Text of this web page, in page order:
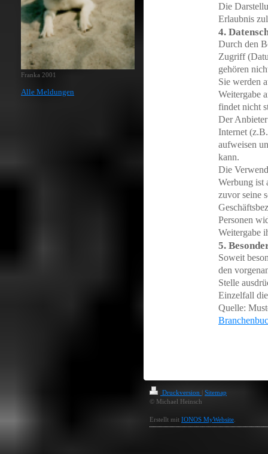
Die
Erlaubnis
4.
Durch den
Zugriff
gehören
Sie werden
Weitergabe
findet nicht
Der
Internet
aufweisen
kann.
Die
Werbung ist
zuvor seine
Personen
Weitergabe
5.
Soweit
den
Stelle
Einzelfall
Quelle:
Franka 2001
Alle Meldungen
Druckversion | Sitemap
© Michael Heinsch
Erstellt mit IONOS MyWebsite